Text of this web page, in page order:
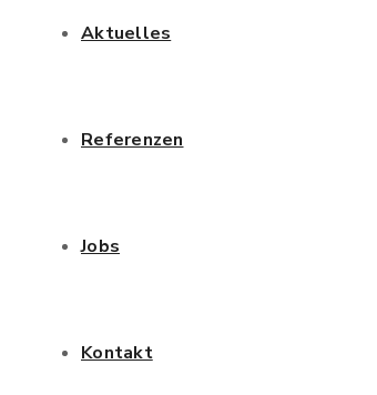
Aktuelles
Referenzen
Jobs
Kontakt